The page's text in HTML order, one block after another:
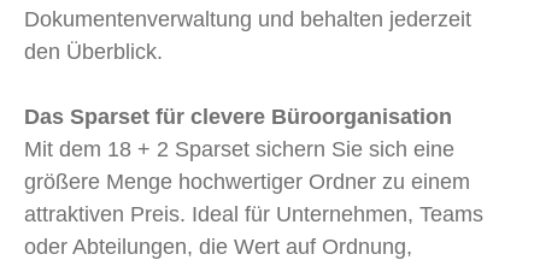
Dokumentenverwaltung und behalten jederzeit
den Überblick.
Das Sparset für clevere Büroorganisation
Mit dem 18 + 2 Sparset sichern Sie sich eine
größere Menge hochwertiger Ordner zu einem
attraktiven Preis. Ideal für Unternehmen, Teams
oder Abteilungen, die Wert auf Ordnung,